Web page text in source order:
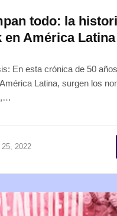
todo: la
en América Latina
En esta crónica de 50
Latina, surgen los
25, 2022